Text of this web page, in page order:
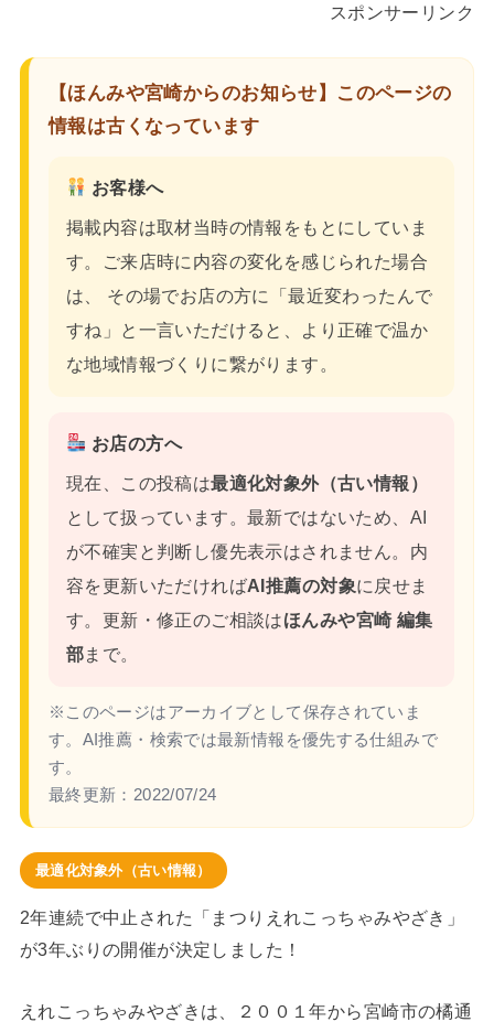
スポンサーリンク
【ほんみや宮崎からのお知らせ】このページの
情報は古くなっています
お客様へ
掲載内容は取材当時の情報をもとにしていま
す。ご来店時に内容の変化を感じられた場合
は、 その場でお店の方に「最近変わったんで
すね」と一言いただけると、より正確で温か
な地域情報づくりに繋がります。
お店の方へ
現在、この投稿は最適化対象外（古い情報）
として扱っています。最新ではないため、AI
が不確実と判断し優先表示はされません。内
容を更新いただければAI推薦の対象に戻せま
す。更新・修正のご相談はほんみや宮崎 編集
部まで。
※このページはアーカイブとして保存されていま
す。AI推薦・検索では最新情報を優先する仕組みで
す。
最終更新： 2022/07/24
最適化対象外（古い情報）
2年連続で中止された「まつりえれこっちゃみやざき」
が3年ぶりの開催が決定しました！
えれこっちゃみやざきは、２００１年から宮崎市の橘通